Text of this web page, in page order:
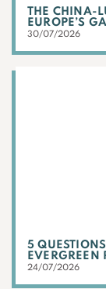
THE CHINA-
EUROPE’S
30/07/2026
5
EVERGREEN
24/07/2026